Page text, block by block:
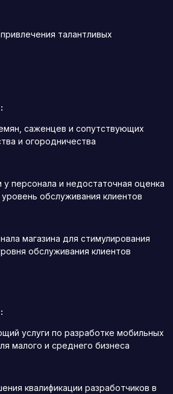
талантливых
саженцев и сопутствующих
и огородничества
персонала и недостаточная оценка
обслуживания клиентов
магазина для стимулирования
обслуживания клиентов
услуги по разработке мобильных
малого и среднего бизнеса
квалификации разработчиков в